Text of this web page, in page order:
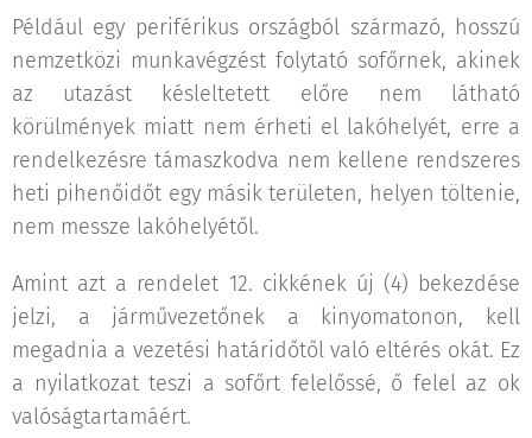
Például egy periférikus országból származó, hosszú
nemzetközi munkavégzést folytató sofőrnek, akinek
az utazást késleltetett előre nem látható
körülmények miatt nem érheti el lakóhelyét, erre a
rendelkezésre támaszkodva nem kellene rendszeres
heti pihenőidőt egy másik területen, helyen töltenie,
nem messze lakóhelyétől.
Amint azt a rendelet 12. cikkének új (4) bekezdése
jelzi, a járművezetőnek a kinyomatonon, kell
megadnia a vezetési határidőtől való eltérés okát. Ez
a nyilatkozat teszi a sofőrt felelőssé, ő felel az ok
valóságtartamáért.